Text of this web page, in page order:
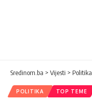
Sredinom.ba > Vijesti > Politika
POLITIKA TOP TEME